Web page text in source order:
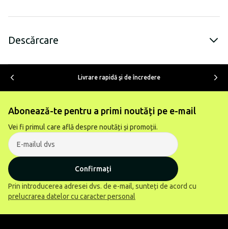
Descărcare
Livrare rapidă şi de încredere
Abonează-te pentru a primi noutăți pe e-mail
Vei fi primul care află despre noutăți și promoții.
Confirmați
Prin introducerea adresei dvs. de e-mail, sunteți de acord cu
prelucrarea datelor cu caracter personal